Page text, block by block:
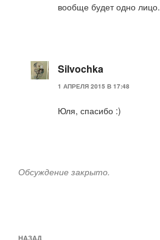
вообще будет одно
Silvochka
1 АПРЕЛЯ 2015 В 17:48
Юля, спасибо :)
Обсуждение закрыто.
НАЗАД